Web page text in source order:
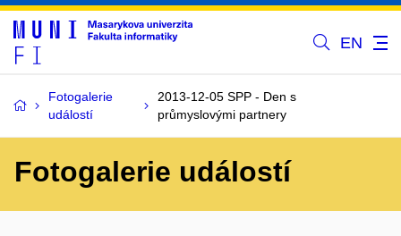
EN
Fotogalerie
událostí
2013-12-05 SPP - Den s
průmyslovými partnery
Fotogalerie událostí